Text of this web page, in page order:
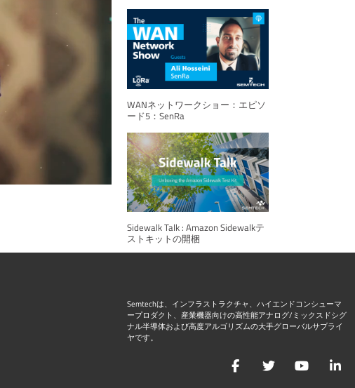
WANネットワークショー：エピソ
ード5：SenRa
Sidewalk Talk : Amazon Sidewalkテ
ストキットの開梱
Semtechは、インフラストラクチャ、ハイエンドコンシューマ
ープロダクト、産業機器向けの高性能アナログ/ミックスドシグ
ナル半導体および高度アルゴリズムの大手グローバルサプライ
ヤです。
FacebookTwitter